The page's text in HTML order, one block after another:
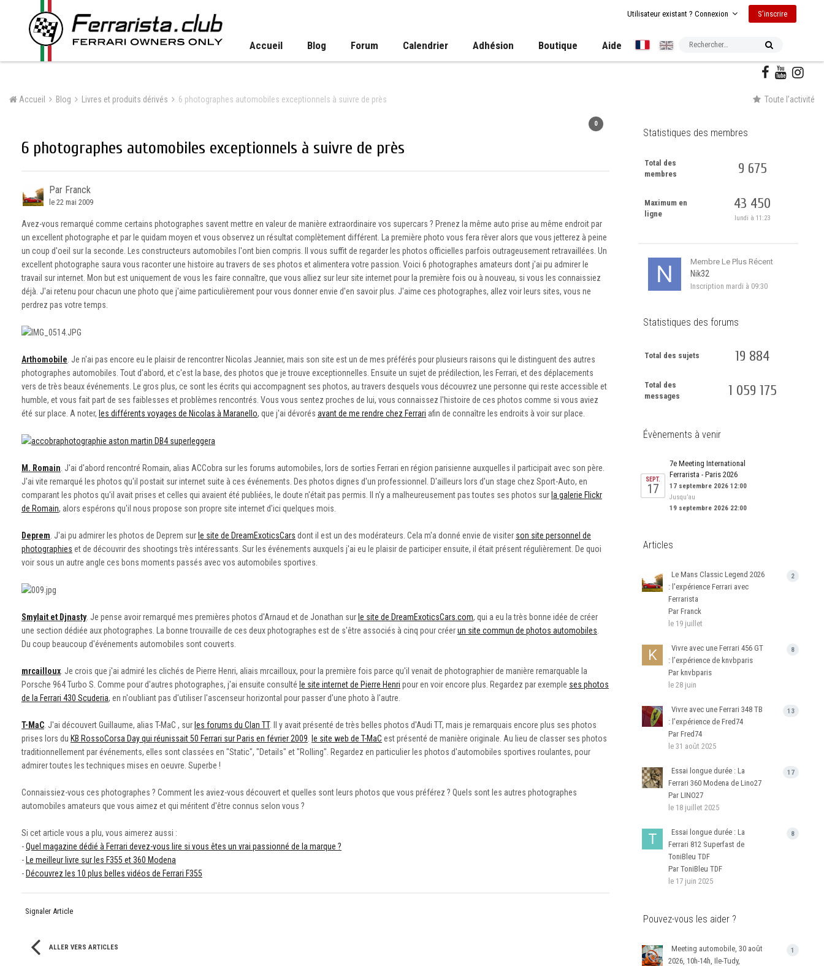
Utilisateur existant ? Connexion S’inscrire
Accueil Blog Forum Calendrier Adhésion Boutique Aide
Toute l’activité
Accueil Blog Livres et produits dérivés 6 photographes automobiles exceptionnels à suivre de près
0
6 photographes automobiles exceptionnels à suivre de près
Par Franck
le 22 mai 2009
Avez-vous remarqué comme certains photographes savent mettre en valeur de manière extraordinaire vos supercars ? Prenez la même auto prise au même endroit par
un excellent photographe et par le quidam moyen et vous observez un résultat complètement différent. La première photo vous fera rêver alors que vous jetterez à peine
un coup d'oeil sur la seconde. Les constructeurs automobiles l'ont bien compris. Il vous suffit de regarder les photos officielles parfois outrageusement retravaillées. Un
excellent photographe saura vous raconter une histoire au travers de ses photos et alimentera votre passion. Voici 6 photographes amateurs dont j'ai pu admirer le
travail sur internet. Mon but est uniquement de vous les faire connaître, que vous alliez sur leur site internet pour la première fois ou à nouveau, si vous les connaissiez
déjà. J'ai retenu pour chacun une photo que j'aime particulièrement pour vous donner envie d'en savoir plus. J'aime ces photographes, allez voir leurs sites, vous ne
perdrez pas votre temps.
Arthomobile . Je n'ai pas encore eu le plaisir de rencontrer Nicolas Jeannier, mais son site est un de mes préférés pour plusieurs raisons qui le distinguent des autres
photographes automobiles. Tout d'abord, et c'est la base, des photos que je trouve exceptionnelles. Ensuite un sujet de prédilection, les Ferrari, et des déplacements
vers de très beaux événements. Le gros plus, ce sont les écrits qui accompagnent ses photos, au travers desquels vous découvrez une personne qui reste accessible et
humble, et vous fait part de ses faiblesses et problèmes rencontrés. Vous vous sentez proches de lui, vous connaissez l'histoire de ces photos comme si vous aviez
été sur place. A noter, les différents voyages de Nicolas à Maranello, que j'ai dévorés avant de me rendre chez Ferrari afin de connaître les endroits à voir sur place.
M. Romain . J'ai d'abord rencontré Romain, alias ACCobra sur les forums automobiles, lors de sorties Ferrari en région parisienne auxquelles il participait avec son père.
J'ai vite remarqué les photos qu'il postait sur internet suite à ces événements. Des photos dignes d'un professionnel. D'ailleurs lors d'un stage chez Sport-Auto, en
comparant les photos qu'il avait prises et celles qui avaient été publiées, le doute n'était pas permis. Il n'y a malheureusement pas toutes ses photos sur la galerie Flickr
de Romain, alors espérons qu'il nous propose son propre site internet d'ici quelques mois.
Deprem . J'ai pu admirer les photos de Deprem sur le site de DreamExoticsCars dont il est un des modérateurs. Cela m'a donné envie de visiter son site personnel de
photographies et de découvrir des shootings très intéressants. Sur les événements auxquels j'ai eu le plaisir de participer ensuite, il était présent régulièrement. De quoi
voir sous un autre angle ces bons moments passés avec vos automobiles sportives.
Smylait et Djnasty. Je pense avoir remarqué mes premières photos d'Arnaud et de Jonathan sur le site de DreamExoticsCars.com, qui a eu la très bonne idée de créer
une section dédiée aux photographes. La bonne trouvaille de ces deux photographes est de s'être associés à cinq pour créerun site commun de photos automobiles.
Du coup beaucoup d'événements automobiles sont couverts.
mrcailloux. Je crois que j'ai admiré les clichés de Pierre Henri, aliais mrcailloux, pour la première fois parce qu'il venait de photographier de manière remarquable la
Porsche 964 Turbo S. Comme pour d'autres photographes, j'ai ensuite consulté le site internet de Pierre Henri pour en voir encore plus. Regardez par exemple ses photos
de la Ferrari 430 Scuderia, en n'oubliant pas d'utiliser l'ascenseur horizontal pour passer d'une photo à l'autre.
T-MaC. J'ai découvert Guillaume, alias T-MaC , sur les forums du Clan TT. Il y avait présenté de très belles photos d'Audi TT, mais je remarquais encore plus ses photos
prises lors du KB RossoCorsa Day qui réunissait 50 Ferrari sur Paris en février 2009. le site web de T-MaC est présenté de manière originale. Au lieu de classer ses photos
traditionnellement par événements, elles sont classées en "Static", "Details" et "Rolling". Regardez en particulier les photos d'automobiles sportives roulantes, pour
admirer toutes les techniques mises en oeuvre. Superbe !
Connaissiez-vous ces photographes ? Comment les aviez-vous découvert et quelles sont leurs photos que vous préférez ? Quels sont les autres photographes
automobiles amateurs que vous aimez et qui méritent d'être connus selon vous ?
Si cet article vous a plu, vous aimerez aussi :
-Quel magazine dédié à Ferrari devez-vous lire si vous êtes un vrai passionné de la marque ?
- Le meilleur livre sur les F355 et 360 Modena
- Découvrez les 10 plus belles vidéos de Ferrari F355
Signaler Article
ALLER VERS ARTICLES
Statistiques des membres
Total des
membres
9 675
Maximum en
ligne
43 450
lundi à 11:23
Membre Le Plus Récent
Nik32
Inscription mardi à 09:30
Statistiques des forums
Total des sujets 19 884
Total des
messages
1 059 175
Évènements à venir
SEPT.
17
7e Meeting International
Ferrarista - Paris 2026
17 septembre 2026 12:00
Jusqu’au
19 septembre 2026 22:00
Articles
2
Le Mans Classic Legend 2026
: l'expérience Ferrari avec
Ferrarista
Par Franck
le 19 juillet
8
Vivre avec une Ferrari 456 GT
: l’expérience de knvbparis
Par knvbparis
le 28 juin
13
Vivre avec une Ferrari 348 TB
: l’expérience de Fred74
Par Fred74
le 31 août 2025
17
Essai longue durée : La
Ferrari 360 Modena de Lino27
Par LINO27
le 18 juillet 2025
8
Essai longue durée : La
Ferrari 812 Superfast de
ToniBleu TDF
Par ToniBleu TDF
le 17 juin 2025
Pouvez-vous les aider ?
1
Meeting automobile, 30 août
2026, 10h-14h, Ile-Tudy,